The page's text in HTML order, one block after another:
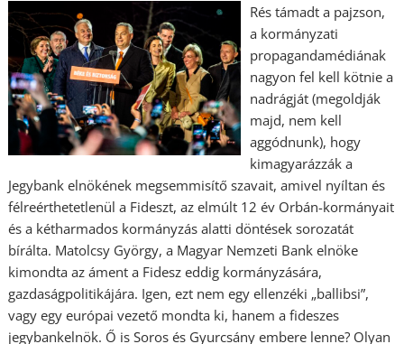
Rés támadt a pajzson,
a kormányzati
propagandamédiának
nagyon fel kell kötnie a
nadrágját (megoldják
majd, nem kell
aggódnunk), hogy
kimagyarázzák a
Jegybank elnökének megsemmisítő szavait, amivel nyíltan és
félreérthetetlenül a Fideszt, az elmúlt 12 év Orbán-kormányait
és a kétharmados kormányzás alatti döntések sorozatát
bírálta. Matolcsy György, a Magyar Nemzeti Bank elnöke
kimondta az áment a Fidesz eddig kormányzására,
gazdaságpolitikájára. Igen, ezt nem egy ellenzéki „ballibsi”,
vagy egy európai vezető mondta ki, hanem a fideszes
jegybankelnök. Ő is Soros és Gyurcsány embere lenne? Olyan